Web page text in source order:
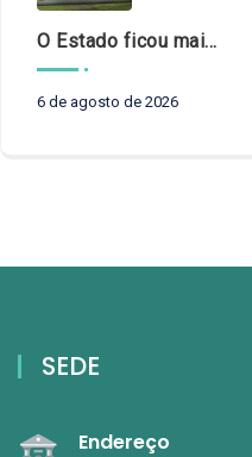
O Estado ficou mais complexo. O controle precisa acompanhar
6 de agosto de 2026
SEDE
Endereço